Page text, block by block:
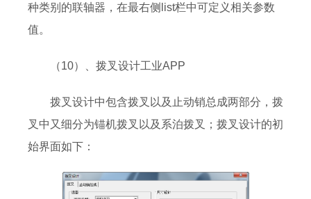
种类别的联轴器，在最右侧list栏中可定义相关参数
值。
（10）、拨叉设计工业APP
拨叉设计中包含拨叉以及止动销总成两部分，拨
叉中又细分为锚机拨叉以及系泊拨叉；拨叉设计的初
始界面如下：